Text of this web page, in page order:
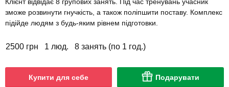
Клієнт відвідає 8 групових занять. Під час тренувань учасник
зможе розвинути гнучкість, а також поліпшити поставу. Комплекс
підійде людям з будь-яким рівнем підготовки.
2500 грн 1 люд. 8 занять (по 1 год.)
Купити для себе Подарувати